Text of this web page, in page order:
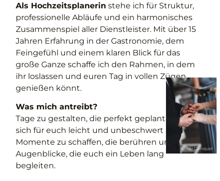
Als Hochzeitsplanerin stehe ich für Struktur,
professionelle Abläufe und ein harmonisches
Zusammenspiel aller Dienstleister. Mit über 15
Jahren Erfahrung in der Gastronomie, dem
Feingefühl und einem klaren Blick für das
große Ganze schaffe ich den Rahmen, in dem
ihr loslassen und euren Tag in vollen Zügen
genießen könnt.
Was mich antreibt?
Tage zu gestalten, die perfekt geplant sind und
sich für euch leicht und unbeschwert anfühlen.
Momente zu schaffen, die berühren und
Augenblicke, die euch ein Leben lang
begleiten.
Cecile Conquer